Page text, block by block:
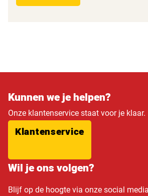
Kunnen we je helpen?
Onze klantenservice staat voor je klaar.
Klantenservice
Wil je ons volgen?
Blijf op de hoogte via onze social